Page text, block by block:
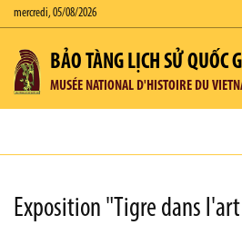
mercredi, 05/08/2026
BẢO TÀNG LỊCH SỬ QUỐC
MUSÉE NATIONAL D'HISTOIRE DU
Exposition "Tigre dans